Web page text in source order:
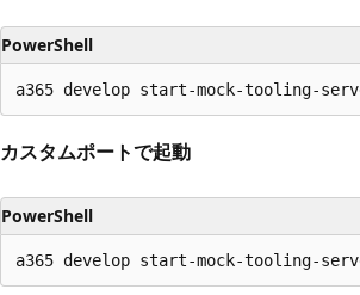
PowerShell
カスタムポートで起動
PowerShell